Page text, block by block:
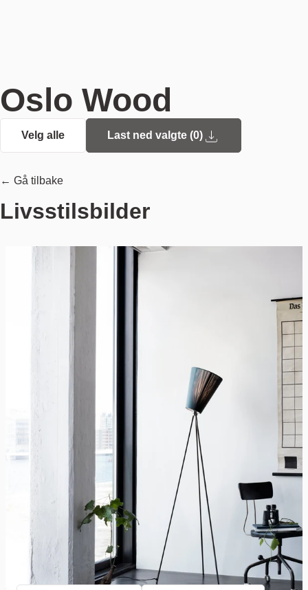
Oslo Wood
Velg alle Last ned valgte (0)
← Gå tilbake
Livsstilsbilder